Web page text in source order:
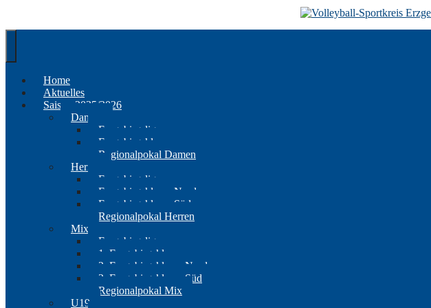
Home
Aktuelles
Saison 2025/2026
Damen
Erzgebirgsliga
Erzgebirgsklasse
Regionalpokal Damen
Herren
Erzgebirgsliga
Erzgebirgsklasse Nord
Erzgebirgsklasse Süd
Regionalpokal Herren
Mix
Erzgebirgsliga
1. Erzgebirgsklasse
2. Erzgebirgsklasse Nord
2. Erzgebirgsklasse Süd
Regionalpokal Mix
U19